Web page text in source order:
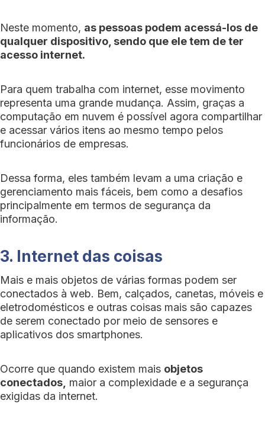
Neste momento, as pessoas podem acessá-los de
qualquer dispositivo, sendo que ele tem de ter
acesso internet.
Para quem trabalha com internet, esse movimento
representa uma grande mudança. Assim, graças a
computação em nuvem é possível agora compartilhar
e acessar vários itens ao mesmo tempo pelos
funcionários de empresas.
Dessa forma, eles também levam a uma criação e
gerenciamento mais fáceis, bem como a desafios
principalmente em termos de segurança da
informação.
3. Internet das coisas
Mais e mais objetos de várias formas podem ser
conectados à web. Bem, calçados, canetas, móveis e
eletrodomésticos e outras coisas mais são capazes
de serem conectado por meio de sensores e
aplicativos dos smartphones.
Ocorre que quando existem mais objetos
conectados, maior a complexidade e a segurança
exigidas da internet.